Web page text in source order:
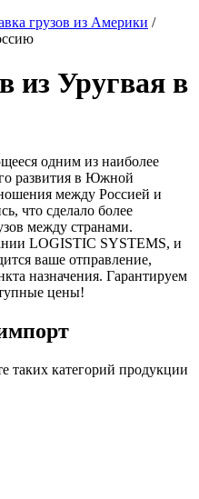
грузов из Америки /
из Уругвая в
одним из наиболее
развития в Южной
между Россией и
что сделало более
между странами.
LOGISTIC SYSTEMS, и
ваше отправление,
назначения. Гарантируем
цены!
таких категорий продукции